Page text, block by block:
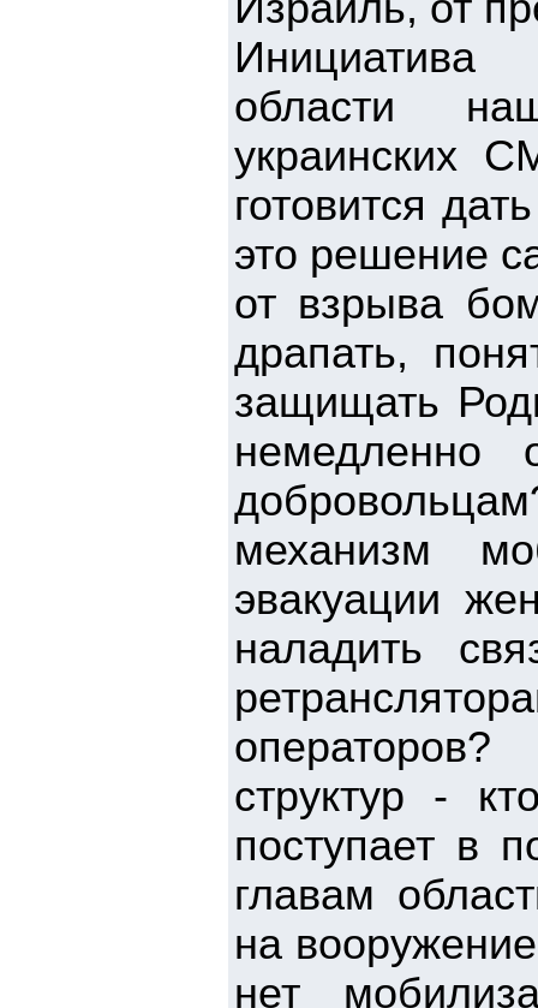
Инициатива
области
украинских
готовится
это решение
от взрыва
драпать,
защищать
немедленно
механизм
эвакуации
наладить
структур -
поступает в
главам
на
нет